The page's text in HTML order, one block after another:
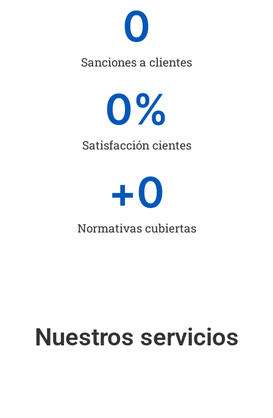
Sanciones a clientes
0
Satisfacción cientes
0%
Normativas cubiertas
+0
Nuestros servicios